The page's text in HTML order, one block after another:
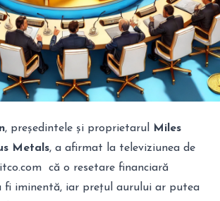
, președintele și proprietarul
Miles
Metals, a afirmat la televiziunea de
că o resetare financiară
fi iminentă, iar prețul aurului ar putea